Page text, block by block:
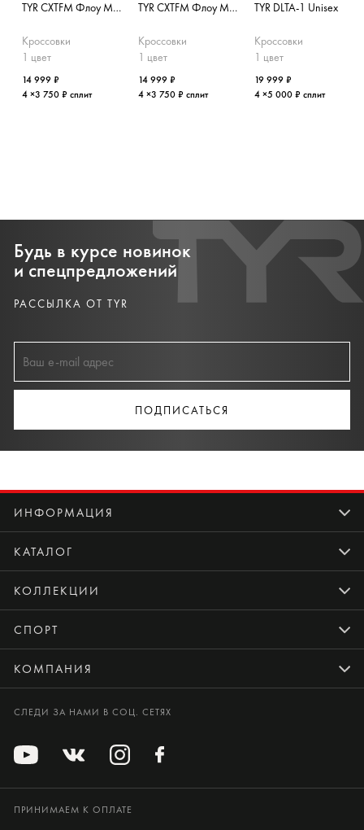
TYR CXTFM Флоу Men's
Кроссовки
1 цвет
14 999 ₽
4 ×3 750 ₽ сплит
TYR CXTFM Флоу Men's
Кроссовки
1 цвет
14 999 ₽
4 ×3 750 ₽ сплит
TYR DLTA-1 Unisex
Кроссовки
1 цвет
19 999 ₽
4 ×5 000 ₽ сплит
Будь в курсе новинок
и спецпредложений
РАССЫЛКА ОТ TYR
ПОДПИСАТЬСЯ
ИНФОРМАЦИЯ
КАТАЛОГ
КОЛЛЕКЦИИ
СПОРТ
КОМПАНИЯ
СЛЕДИ ЗА НАМИ В СОЦ. СЕТЯХ
ПРИНИМАЕМ К ОПЛАТЕ